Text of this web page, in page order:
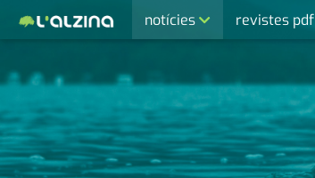
notícies
activitats
agenda
cultura
revistes pdf